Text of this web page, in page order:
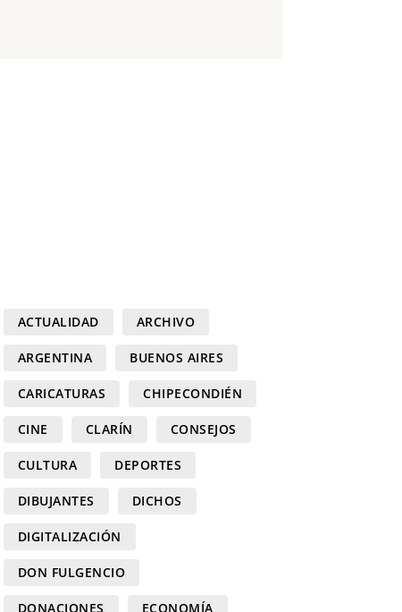
ACTUALIDAD ARCHIVO
ARGENTINA BUENOS AIRES
CARICATURAS CHIPECONDIÉN
CINE CLARÍN CONSEJOS
CULTURA DEPORTES
DIBUJANTES DICHOS
DIGITALIZACIÓN
DON FULGENCIO
DONACIONES ECONOMÍA